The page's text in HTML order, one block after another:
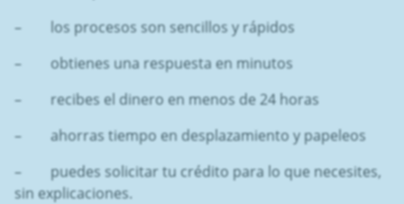
– los procesos son sencillos y rápidos
– obtienes una respuesta en minutos
– recibes el dinero en menos de 24 horas
– ahorras tiempo en desplazamiento y papeleos
– puedes solicitar tu crédito para lo que necesites,
sin explicaciones.